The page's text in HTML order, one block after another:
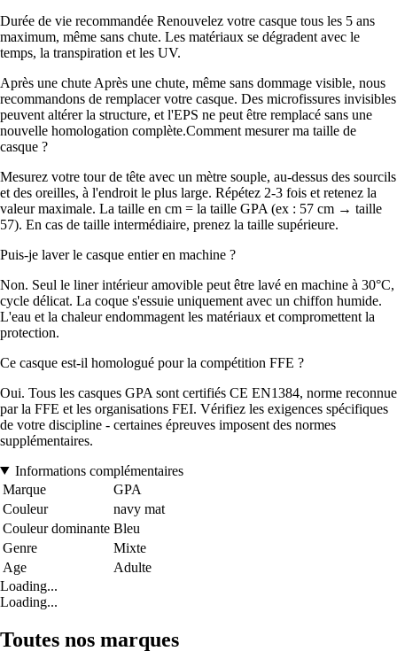
Durée de vie recommandée Renouvelez votre casque tous les 5 ans
maximum, même sans chute. Les matériaux se dégradent avec le
temps, la transpiration et les UV.
Après une chute Après une chute, même sans dommage visible, nous
recommandons de remplacer votre casque. Des microfissures invisibles
peuvent altérer la structure, et l'EPS ne peut être remplacé sans une
nouvelle homologation complète.Comment mesurer ma taille de
casque ?
Mesurez votre tour de tête avec un mètre souple, au-dessus des sourcils
et des oreilles, à l'endroit le plus large. Répétez 2-3 fois et retenez la
valeur maximale. La taille en cm = la taille GPA (ex : 57 cm → taille
57). En cas de taille intermédiaire, prenez la taille supérieure.
Puis-je laver le casque entier en machine ?
Non. Seul le liner intérieur amovible peut être lavé en machine à 30°C,
cycle délicat. La coque s'essuie uniquement avec un chiffon humide.
L'eau et la chaleur endommagent les matériaux et compromettent la
protection.
Ce casque est-il homologué pour la compétition FFE ?
Oui. Tous les casques GPA sont certifiés CE EN1384, norme reconnue
par la FFE et les organisations FEI. Vérifiez les exigences spécifiques
de votre discipline - certaines épreuves imposent des normes
supplémentaires.
Informations complémentaires
Marque
GPA
Couleur
navy mat
Couleur dominante Bleu
Genre
Mixte
Age
Adulte
Loading...
Loading...
Toutes nos marques